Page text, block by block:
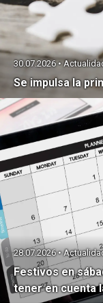
Se impulsa la
30.07.2026 •
Festivos en
tener en cuenta
28.07.2026 •